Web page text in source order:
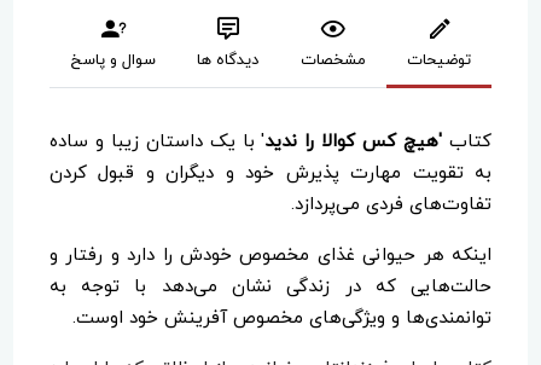
توضیحات مشخصات دیدگاه ها سوال و پاسخ
کتاب'هیچ کس کوالا را ندید' با یک داستان زیبا و ساده
به تقویت مهارت پذیرش خود و دیگران و قبول کردن
تفاوت‌های فردی می‌پردازد.
اینکه هر حیوانی غذای مخصوص خودش را دارد و رفتار و
حالت‌هایی که در زندگی نشان می‌دهد با توجه به
توانمندی‌ها و ویژگی‌های مخصوص آفرینش خود اوست.